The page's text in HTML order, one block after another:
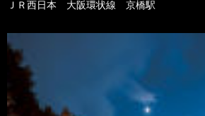
ＪＲ西日本 大阪環状線 京橋駅